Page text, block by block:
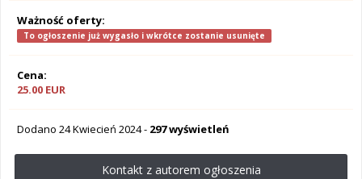
Ważność oferty:
To ogłoszenie już wygasło i wkrótce zostanie usunięte
Cena:
25.00 EUR
Dodano 24 Kwiecień 2024- 297 wyświetleń
Kontakt z autorem ogłoszenia